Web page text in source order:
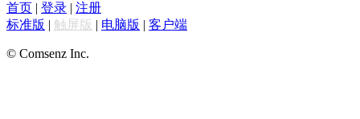
首页 | 登录 | 注册
标准版 | 触屏版 | 电脑版 | 客户端
© Comsenz Inc.